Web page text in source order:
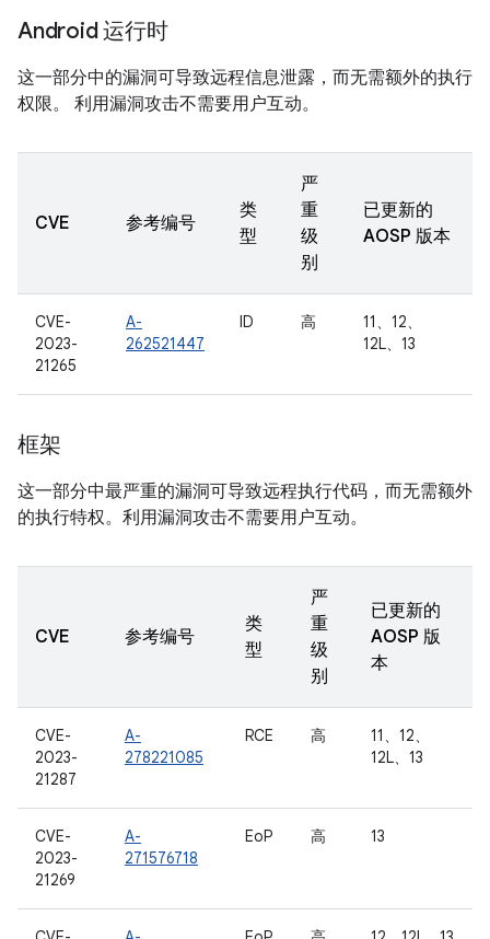
Android 运行时
这一部分中的漏洞可导致远程信息泄露，而无需额外的执行
权限。 利用漏洞攻击不需要用户互动。
CVE 参考编号
类
型
严
重
级
别
已更新的
AOSP 版本
CVE-
2023-
21265
A-
262521447
ID 高
11、12、
12L、13
框架
这一部分中最严重的漏洞可导致远程执行代码，而无需额外
的执行特权。利用漏洞攻击不需要用户互动。
CVE 参考编号
类
型
严
重
级
别
已更新的
AOSP 版
本
CVE-
2023-
21287
A-
278221085
RCE 高
11、12、
12L、13
CVE-
2023-
21269
A-
271576718
EoP 高 13